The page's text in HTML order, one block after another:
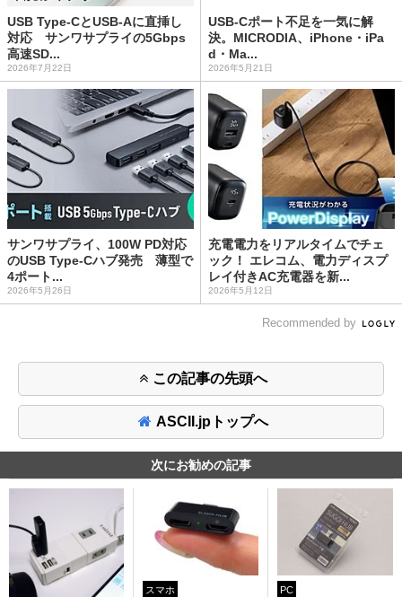
USB Type-CとUSB-Aに直挿し
対応 サンワサプライの5Gbps
高速SD...
2026年7月22日
USB-Cポート不足を一気に解
決。MICRODIA、iPhone・iPa
d・Ma...
2026年5月21日
サンワサプライ、100W PD対応
のUSB Type-Cハブ発売 薄型で
4ポート...
2026年5月26日
充電電力をリアルタイムでチェ
ック！ エレコム、電力ディスプ
レイ付きAC充電器を新...
2026年5月12日
Recommended by
この記事の先頭へ
ASCII.jpトップへ
次にお勧めの記事
スマホ PC